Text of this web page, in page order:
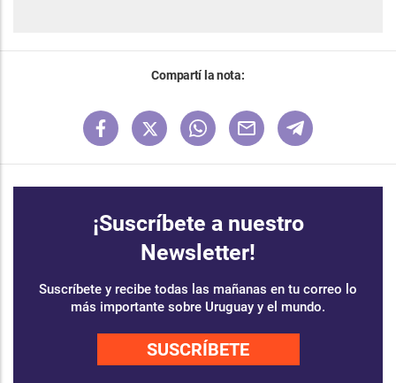
Compartí la nota:
¡Suscríbete a nuestro
Newsletter!
Suscríbete y recibe todas las mañanas en tu correo lo
más importante sobre Uruguay y el mundo.
SUSCRÍBETE